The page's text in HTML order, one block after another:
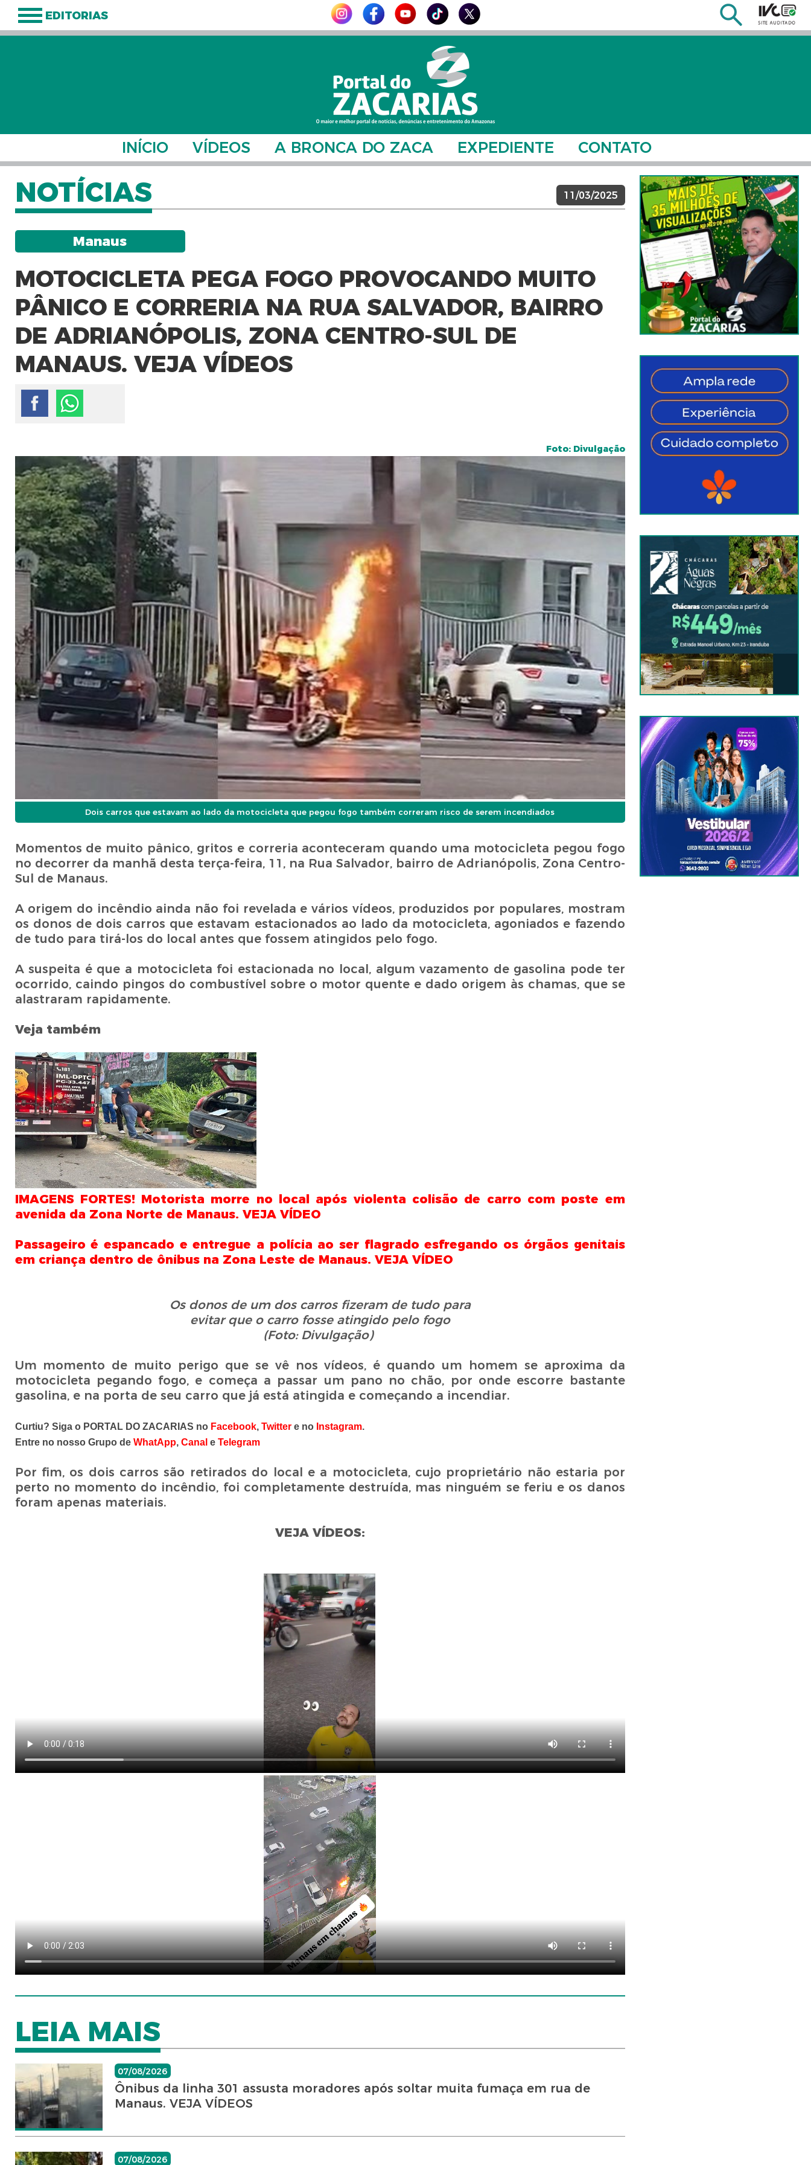
EDITORIAS
INÍCIO VÍDEOS A BRONCA DO ZACA EXPEDIENTE CONTATO
NOTÍCIAS 11/03/2025
Manaus
MOTOCICLETA PEGA FOGO PROVOCANDO MUITO
PÂNICO E CORRERIA NA RUA SALVADOR, BAIRRO
DE ADRIANÓPOLIS, ZONA CENTRO-SUL DE
MANAUS. VEJA VÍDEOS
Foto: Divulgação
Dois carros que estavam ao lado da motocicleta que pegou fogo também correram risco de serem incendiados
Momentos de muito pânico, gritos e correria aconteceram quando uma motocicleta pegou fogo
no decorrer da manhã desta terça-feira, 11, na Rua Salvador, bairro de Adrianópolis, Zona Centro-
Sul de Manaus.
A origem do incêndio ainda não foi revelada e vários vídeos, produzidos por populares, mostram
os donos de dois carros que estavam estacionados ao lado da motocicleta, agoniados e fazendo
de tudo para tirá-los do local antes que fossem atingidos pelo fogo.
A suspeita é que a motocicleta foi estacionada no local, algum vazamento de gasolina pode ter
ocorrido, caindo pingos do combustível sobre o motor quente e dado origem às chamas, que se
alastraram rapidamente.
Veja também
IMAGENS FORTES! Motorista morre no local após violenta colisão de carro com poste em
avenida da Zona Norte de Manaus. VEJA VÍDEO
Passageiro é espancado e entregue a polícia ao ser flagrado esfregando os órgãos genitais
em criança dentro de ônibus na Zona Leste de Manaus. VEJA VÍDEO
Os donos de um dos carros fizeram detudo para
evitar que o carro fosse atingido pelo fogo
(Foto: Divulgação)
Um momento de muito perigo que se vê nos vídeos, é quando um homem se aproxima da
motocicleta pegando fogo, e começa a passar um pano no chão, por onde escorre bastante
gasolina, e na porta de seu carro que já está atingida e começando a incendiar.
Curtiu? Siga o PORTAL DO ZACARIAS no Facebook, Twittere no Instagram.
Entre no nosso Grupo de WhatApp, Canal e Telegram
Por fim, os dois carros são retirados do local e a motocicleta, cujo proprietário não estaria por
perto no momento do incêndio, foi completamente destruída, mas ninguém se feriu e os danos
foram apenas materiais.
VEJA VÍDEOS:
LEIA MAIS
07/08/2026
Ônibus da linha 301 assusta moradores após soltar muita fumaça em rua de
Manaus. VEJA VÍDEOS
07/08/2026